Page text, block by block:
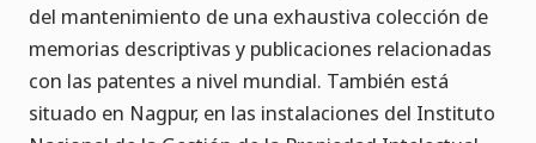
del mantenimiento de una exhaustiva colección de
memorias descriptivas y publicaciones relacionadas
con las patentes a nivel mundial. También está
situado en Nagpur, en las instalaciones del Instituto